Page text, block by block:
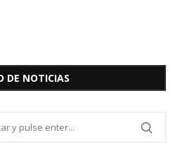
DE NOTICIAS